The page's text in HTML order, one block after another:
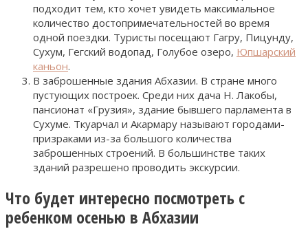
подходит тем, кто хочет увидеть максимальное
количество достопримечательностей во время
одной поездки. Туристы посещают Гагру, Пицунду,
Сухум, Гегский водопад, Голубое озеро, Юпшарский
каньон.
В заброшенные здания Абхазии. В стране много
пустующих построек. Среди них дача Н. Лакобы,
пансионат «Грузия», здание бывшего парламента в
Сухуме. Ткуарчал и Акармару называют городами-
призраками из-за большого количества
заброшенных строений. В большинстве таких
зданий разрешено проводить экскурсии.
Что будет интересно посмотреть с
ребенком осенью в Абхазии